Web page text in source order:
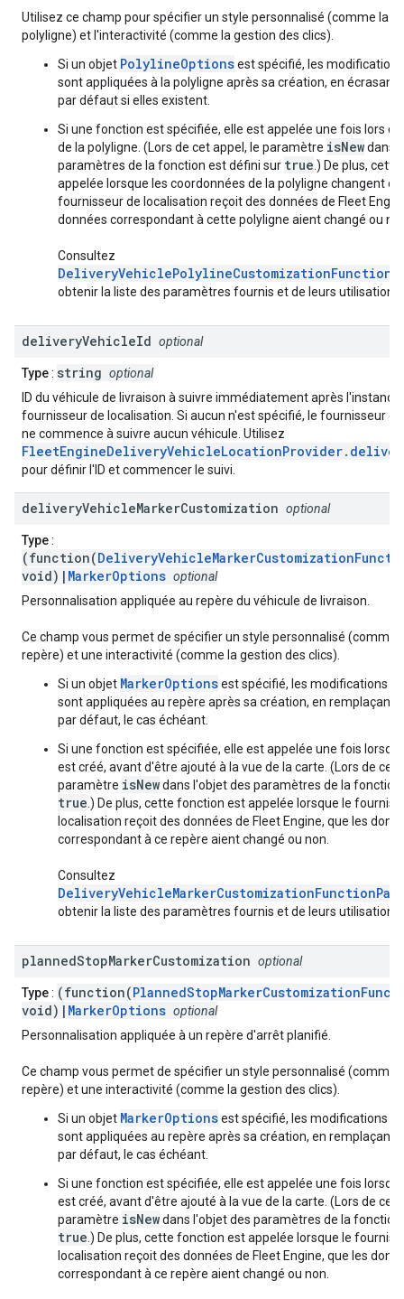
Utilisez ce champ pour spécifier un style personnalisé (comme la
polyligne) et l'interactivité (comme la gestion des clics).
Si un objet PolylineOptionsest spécifié, les
sont appliquées à la polyligne après sa création, en écrasant
par défaut si elles existent.
Si une fonction est spécifiée, elle est appelée une fois lors
de la polyligne. (Lors de cet appel, le paramètre isNewdans
paramètres de la fonction est défini sur true .) De plus,
appelée lorsque les coordonnées de la polyligne changent
fournisseur de localisation reçoit des données de Fleet
données correspondant à cette polyligne aient changé ou
Consultez
obtenir la liste des paramètres fournis et de leurs utilisations.
deliveryVehicleId optional
Type: string optional
ID du véhicule de livraison à suivre immédiatement après
fournisseur de localisation. Si aucun n'est spécifié, le fournisseur
ne commence à suivre aucun véhicule. Utilisez
pour définir l'ID et commencer le suivi.
deliveryVehicleMarkerCustomization optional
Type:
(function(
void)| MarkerOptions optional
Personnalisation appliquée au repère du véhicule de livraison.
Ce champ vous permet de spécifier un style personnalisé (comme
repère) et une interactivité (comme la gestion des clics).
Si un objet MarkerOptionsest spécifié, les modifications
sont appliquées au repère après sa création, en remplaçant
par défaut, le cas échéant.
Si une fonction est spécifiée, elle est appelée une fois
est créé, avant d'être ajouté à la vue de la carte. (Lors de cet
paramètre isNewdans l'objet des paramètres de la
true .) De plus, cette fonction est appelée lorsque le
localisation reçoit des données de Fleet Engine, que les
correspondant à ce repère aient changé ou non.
Consultez
obtenir la liste des paramètres fournis et de leurs utilisations.
plannedStopMarkerCustomization optional
Type: (function(
void)| MarkerOptions optional
Personnalisation appliquée à un repère d'arrêt planifié.
Ce champ vous permet de spécifier un style personnalisé (comme
repère) et une interactivité (comme la gestion des clics).
Si un objet MarkerOptionsest spécifié, les modifications
sont appliquées au repère après sa création, en remplaçant
par défaut, le cas échéant.
Si une fonction est spécifiée, elle est appelée une fois
est créé, avant d'être ajouté à la vue de la carte. (Lors de cet
paramètre isNewdans l'objet des paramètres de la
true .) De plus, cette fonction est appelée lorsque le
localisation reçoit des données de Fleet Engine, que les
correspondant à ce repère aient changé ou non.